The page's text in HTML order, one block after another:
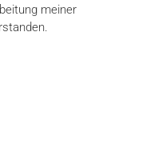
meiner